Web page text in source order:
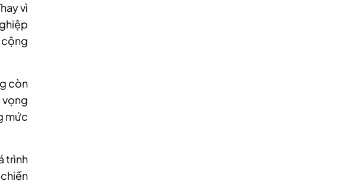
vì
còn
vọng
mức
trình